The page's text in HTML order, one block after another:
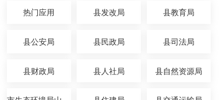
热门应用 县发改局 县教育局
县公安局 县民政局 县司法局
县财政局 县人社局 县自然资源局